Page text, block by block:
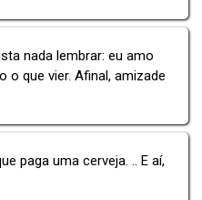
nada lembrar: eu amo
o que vier. Afinal, amizade
paga uma cerveja. .. E aí,